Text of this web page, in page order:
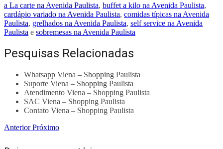
a La carte na Avenida Paulista, buffet a kilo na Avenida Paulista,
cardápio variado na Avenida Paulista, comidas típicas na Avenida
Paulista, grelhados na Avenida Paulista, self service na Avenida
Paulista e sobremesas na Avenida Paulista
Pesquisas Relacionadas
Whatsapp Viena – Shopping Paulista
Suporte Viena – Shopping Paulista
Atendimento Viena – Shopping Paulista
SAC Viena – Shopping Paulista
Contato Viena – Shopping Paulista
AnteriorPróximo